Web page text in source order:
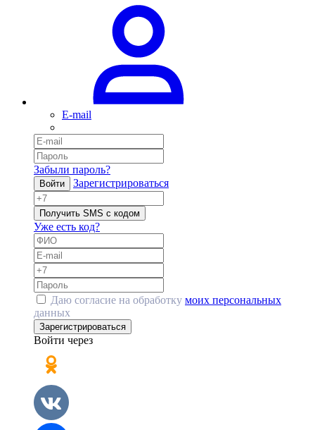
E-mail
Забыли пароль?
Войти Зарегистрироваться
Получить SMS с кодом
Уже есть код?
Даю согласие на обработку моих персональных
данных
Зарегистрироваться
Войти через